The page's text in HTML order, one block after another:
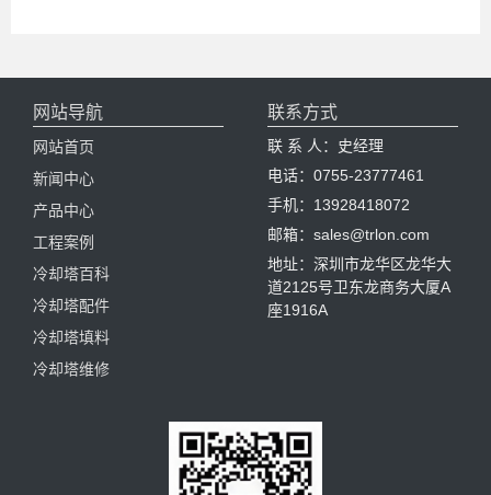
网站导航
网站首页
新闻中心
产品中心
工程案例
冷却塔百科
冷却塔配件
冷却塔填料
冷却塔维修
联系方式
联 系 人：史经理
电话：0755-23777461
手机：13928418072
邮箱：sales@trlon.com
地址：深圳市龙华区龙华大
道2125号卫东龙商务大厦A
座1916A